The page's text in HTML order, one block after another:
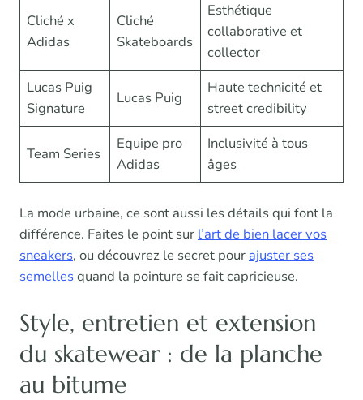
Cliché x
Adidas
Cliché
Skateboards
Esthétique
collaborative et
collector
Lucas Puig
Signature
Lucas Puig
Haute technicité et
street credibility
Team Series
Equipe pro
Adidas
Inclusivité à tous
âges
La mode urbaine, ce sont aussi les détails qui font la
différence. Faites le point sur l’art de bien lacer vos
sneakers, ou découvrez le secret pour ajuster ses
semellesquand la pointure se fait capricieuse.
Style, entretien et extension
du skatewear : de la planche
au bitume